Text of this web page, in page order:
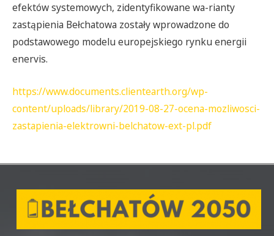
efektów systemowych, zidentyfikowane wa-rianty
zastąpienia Bełchatowa zostały wprowadzone do
podstawowego modelu europejskiego rynku energii
enervis.
https://www.documents.clientearth.org/wp-
content/uploads/library/2019-08-27-ocena-mozliwosci-
zastapienia-elektrowni-belchatow-ext-pl.pdf